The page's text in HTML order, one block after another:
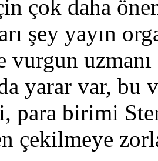
çok daha
şey yayın
vurgun
yarar var, bu
para birimi
çekilmeye